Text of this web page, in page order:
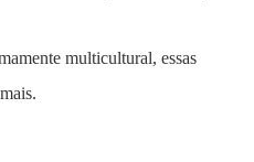
multicultural, essas